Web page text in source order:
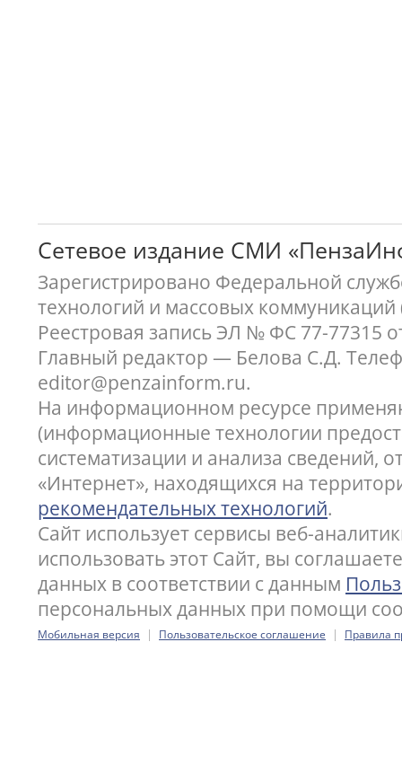
Сетевое издание СМИ
Зарегистрировано Федеральной
технологий и массовых коммуникаций
Реестровая запись ЭЛ № ФС 77-77315
Главный редактор — Белова С.Д.
editor@penzainform.ru.
На информационном ресурсе
(информационные технологии
систематизации и анализа сведений,
«Интернет», находящихся на
рекомендательных технологий.
Сайт использует сервисы веб-
использовать этот Сайт, вы
данных в соответствии с данным
персональных данных при помощи
Мобильная версия | Пользовательское соглашение | Правила